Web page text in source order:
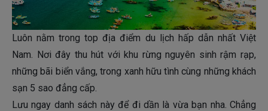
Luôn nằm trong top địa điểm du lịch hấp dẫn nhất Việt
Nam. Nơi đây thu hút với khu rừng nguyên sinh rậm rạp,
những bãi biển vắng, trong xanh hữu tình cùng những khách
sạn 5 sao đẳng cấp.
Lưu ngay danh sách này để đi dần là vừa bạn nha. Chẳng